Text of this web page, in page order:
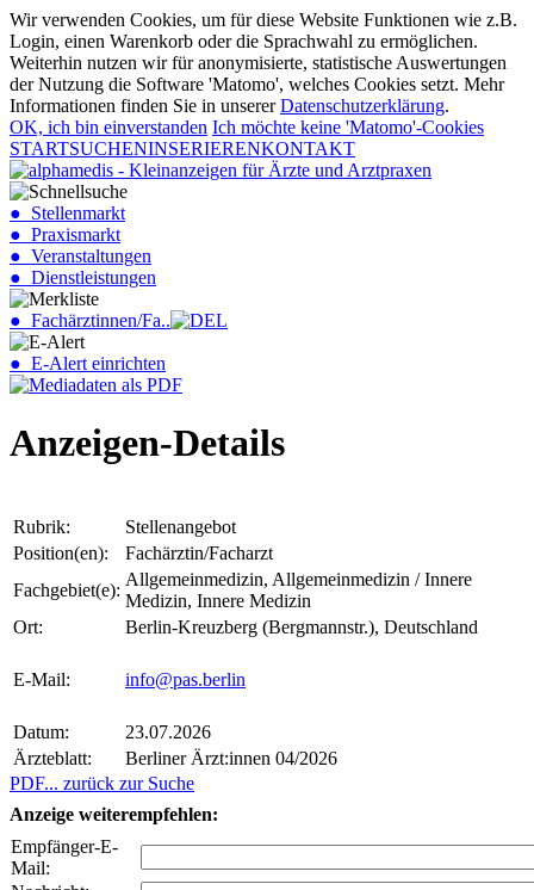
Wir verwenden Cookies, um für diese Website Funktionen wie z.B.
Login, einen Warenkorb oder die Sprachwahl zu ermöglichen.
Weiterhin nutzen wir für anonymisierte, statistische Auswertungen
der Nutzung die Software 'Matomo', welches Cookies setzt. Mehr
Informationen finden Sie in unsererDatenschutzerklärung.
OK, ich bin einverstanden Ich möchte keine 'Matomo'-Cookies
STARTSUCHENINSERIERENKONTAKT
● Stellenmarkt
● Praxismarkt
● Veranstaltungen
● Dienstleistungen
● Fachärztinnen/Fa..
● E-Alert einrichten
Anzeigen-Details
Rubrik:
Stellenangebot
Position(en):
Fachärztin/Facharzt
Fachgebiet(e):
Allgemeinmedizin, Allgemeinmedizin / Innere
Medizin, Innere Medizin
Ort:
Berlin-Kreuzberg (Bergmannstr.), Deutschland
E-Mail: info@pas.berlin
Datum:
23.07.2026
Ärzteblatt:
Berliner Ärzt:innen 04/2026
PDF... zurück zur Suche
Anzeige weiterempfehlen:
Empfänger-E-
Mail: